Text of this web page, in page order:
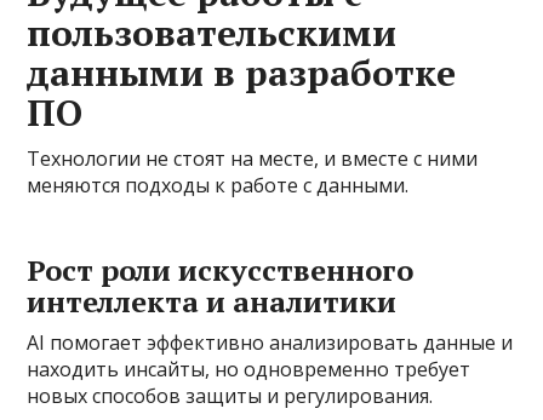
пользовательскими
данными в разработке
ПО
Технологии не стоят на месте, и вместе с ними
меняются подходы к работе с данными.
Рост роли искусственного
интеллекта и аналитики
AI помогает эффективно анализировать данные и
находить инсайты, но одновременно требует
новых способов защиты и регулирования.